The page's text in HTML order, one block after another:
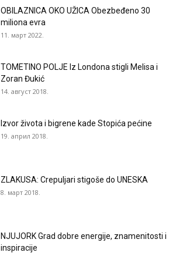
OBILAZNICA OKO UŽICA Obezbeđeno 30
miliona evra
11. март 2022.
TOMETINO POLJE Iz Londona stigli Melisa i
Zoran Đukić
14. август 2018.
Izvor života i bigrene kade Stopića pećine
19. април 2018.
ZLAKUSA: Crepuljari stigoše do UNESKA
8. март 2018.
NJUJORK Grad dobre energije, znamenitosti i
inspiracije